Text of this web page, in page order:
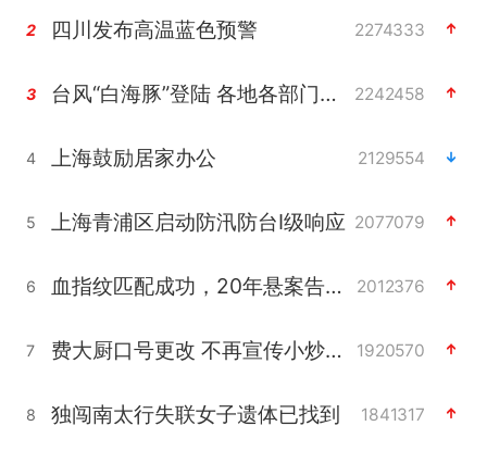
2 四川发布高温蓝色预警 2274333
3 台风“白海豚”登陆 各地各部门全力应对 2242458
4 上海鼓励居家办公 2129554
5 上海青浦区启动防汛防台Ⅰ级响应 2077079
6 血指纹匹配成功，20年悬案告破！凶手被执行死刑 2012376
7 费大厨口号更改 不再宣传小炒肉大王 1920570
8 独闯南太行失联女子遗体已找到 1841317